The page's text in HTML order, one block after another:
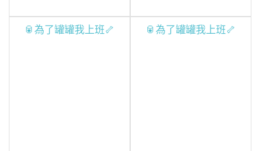
🥫為了罐罐我上班🦴 🥫為了罐罐我上班🦴